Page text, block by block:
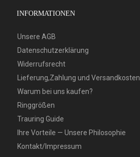
INFORMATIONEN
Unsere AGB
Datenschutzerklärung
Widerrufsrecht
Lieferung,Zahlung und Versandkosten
Warum bei uns kaufen?
Ringgrößen
Trauring Guide
Ihre Vorteile — Unsere Philosophie
Kontakt/Impressum